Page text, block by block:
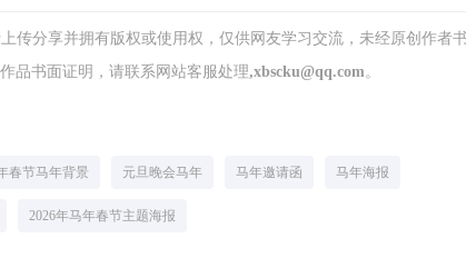
传分享并拥有版权或使用权，仅供网友学习交流，未经原创作者
书面证明，请联系网站客服处理,xbscku@qq.com。
春节马年背景 元旦晚会马年 马年邀请函 马年海报
2026年马年春节主题海报